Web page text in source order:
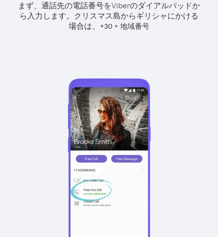
まず、通話先の電話番号をViberのダイアルパッドか
ら入力します。 クリスマス島からギリシャにかける
場合は、 +30 + 地域番号